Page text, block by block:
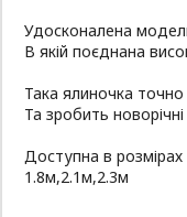
Удосконалена
В якій поєднана
Така ялиночка
Та зробить
Доступна в розмірах
1.8м,2.1м,2.3м